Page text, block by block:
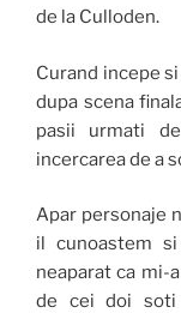
de la Culloden.
Curand incepe
dupa scena
pasii urmati
incercarea de a
Apar personaje
il cunoastem
neaparat ca mi-
de cei doi